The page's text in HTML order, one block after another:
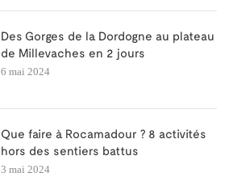
Des Gorges de la Dordogne au plateau
de Millevaches en 2 jours
6 mai 2024
Que faire à Rocamadour ? 8 activités
hors des sentiers battus
3 mai 2024